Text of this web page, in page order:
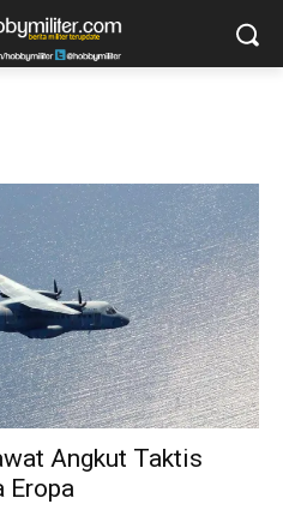
Angkut Taktis
Eropa